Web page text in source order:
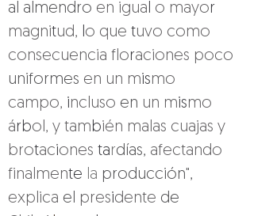
al almendro en igual o mayor
magnitud, lo que tuvo como
consecuencia floraciones poco
uniformes en un mismo
campo, incluso en un mismo
árbol, y también malas cuajas y
brotaciones tardías, afectando
finalmente la producción",
explica el presidente de